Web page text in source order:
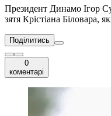
Президент Динамо Ігор
зятя Крістіана Біловара,
Поділитись
0
коментарі